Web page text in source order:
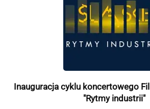
Inauguracja cyklu koncertowego
"Rytmy industrii"